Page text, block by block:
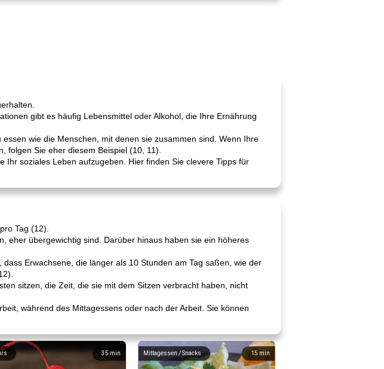
gibt es häufig Lebensmittel oder Alkohol, die Ihre Ernährung
wie die Menschen, mit denen sie zusammen sind. Wenn Ihre
folgen Sie eher diesem Beispiel (10, 11).
soziales Leben aufzugeben. Hier finden Sie clevere Tipps für
Tag (12).
eher übergewichtig sind. Darüber hinaus haben sie ein höheres
Erwachsene, die länger als 10 Stunden am Tag saßen, wie der
sitzen, die Zeit, die sie mit dem Sitzen verbracht haben, nicht
während des Mittagessens oder nach der Arbeit. Sie können
35 min 15 min
Mittagessen / Snacks